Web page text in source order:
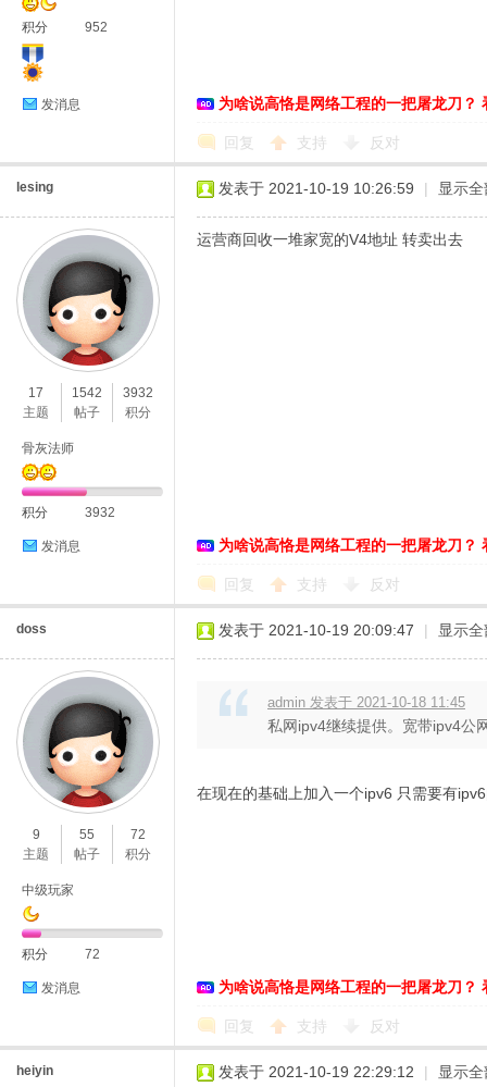
积分 952
发消息 为啥说高恪是网络工程的一把屠龙刀？
回复 支持 反对
lesing
17
主题
1542
帖子
3932
积分
骨灰法师
积分 3932
发消息
发表于 2021-10-19 10:26:59 | 显示
运营商回收一堆家宽的V4地址 转卖出去
为啥说高恪是网络工程的一把屠龙刀？
回复 支持 反对
doss
9
主题
55
帖子
72
积分
中级玩家
积分 72
发消息
发表于 2021-10-19 20:09:47 | 显示
admin 发表于 2021-10-18 11:45
私网ipv4继续提供。宽带ipv4
在现在的基础上加入一个ipv6 只需要有
为啥说高恪是网络工程的一把屠龙刀？
回复 支持 反对
heiyin 发表于 2021-10-19 22:29:12 | 显示